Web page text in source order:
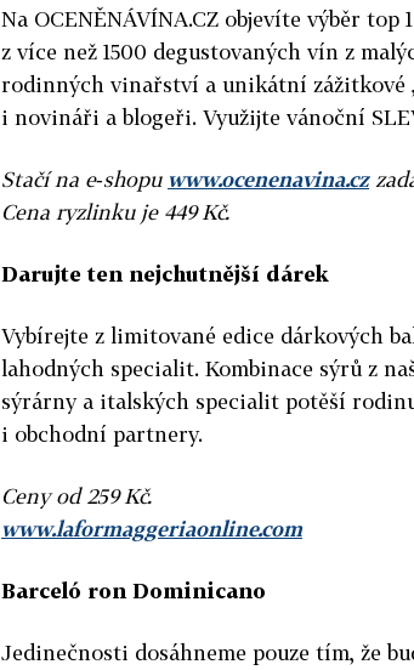
Na OCENĚNÁVÍNA.CZ objevíte výběr top
z více než 1500 degustovaných vín z
rodinných vinařství a unikátní zážitkové
i novináři a blogeři. Využijte vánoční
Stačí na e‐shopu www.ocenenavina.cz
Cena ryzlinku je 449 Kč.
Darujte ten nejchutnější dárek
Vybírejte z limitované edice dárkových
lahodných specialit. Kombinace sýrů z
sýrárny a italských specialit potěší
i obchodní partnery.
Ceny od 259 Kč.
www.laformaggeriaonline.com
Barceló ron Dominicano
Jedinečnosti dosáhneme pouze tím, že